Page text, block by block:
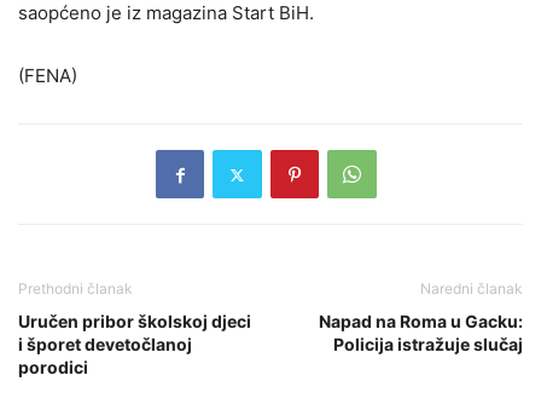
saopćeno je iz magazina Start BiH.
(FENA)
Prethodni članak
Uručen pribor školskoj djeci
i šporet devetočlanoj
porodici
Naredni članak
Napad na Roma u Gacku:
Policija istražuje slučaj